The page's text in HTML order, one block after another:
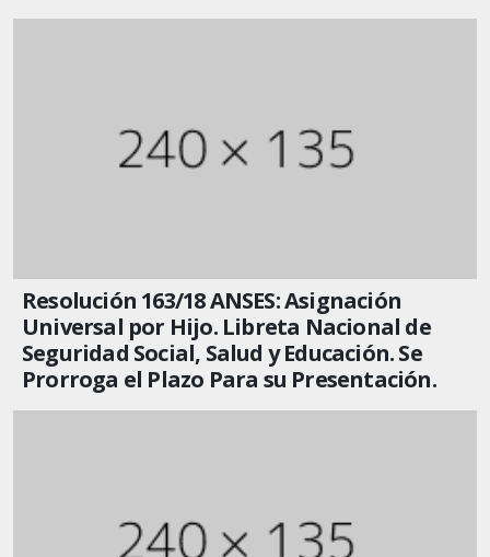
Resolución 163/18 ANSES: Asignación
Universal por Hijo. Libreta Nacional de
Seguridad Social, Salud y Educación. Se
Prorroga el Plazo Para su Presentación.